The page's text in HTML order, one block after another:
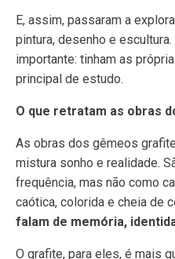
E, assim, passaram a
pintura, desenho e
importante: tinham as
principal de estudo.
O que retratam as obras
As obras dos gêmeos
mistura sonho e realidade.
frequência, mas não como
caótica, colorida e cheia de
falam de memória,
O grafite, para eles, é mais